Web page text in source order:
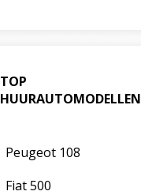
TOP
HUURAUTOMODELLEN
Peugeot 108
Fiat 500